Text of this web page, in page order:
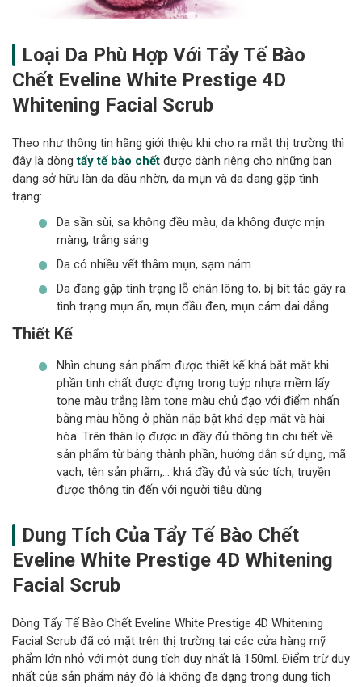
Loại Da Phù Hợp Với Tẩy Tế Bào
Chết Eveline White Prestige 4D
Whitening Facial Scrub
Theo như thông tin hãng giới thiệu khi cho ra mắt thị trường thì
đây là dòngtẩy tế bào chết được dành riêng cho những bạn
đang sở hữu làn da dầu nhờn, da mụn và da đang gặp tình
trạng:
Da sần sùi, sa không đều màu, da không được mịn
màng, trắng sáng
Da có nhiều vết thâm mụn, sạm nám
Da đang gặp tình trạng lỗ chân lông to, bị bít tắc gây ra
tình trạng mụn ẩn, mụn đầu đen, mụn cám dai dẳng
Thiết Kế
Nhìn chung sản phẩm được thiết kế khá bắt mắt khi
phần tinh chất được đựng trong tuýp nhựa mềm lấy
tone màu trắng làm tone màu chủ đạo với điểm nhấn
bằng màu hồng ở phần nắp bật khá đẹp mắt và hài
hòa. Trên thân lọ được in đầy đủ thông tin chi tiết về
sản phẩm từ bảng thành phần, hướng dẫn sử dụng, mã
vạch, tên sản phẩm,… khá đầy đủ và súc tích, truyền
được thông tin đến với người tiêu dùng
Dung Tích Của Tẩy Tế Bào Chết
Eveline White Prestige 4D Whitening
Facial Scrub
Dòng Tẩy Tế Bào Chết Eveline White Prestige 4D Whitening
Facial Scrub đã có mặt trên thị trường tại các cửa hàng mỹ
phẩm lớn nhỏ với một dung tích duy nhất là 150ml. Điểm trừ duy
nhất của sản phẩm này đó là không đa dạng trong dung tích